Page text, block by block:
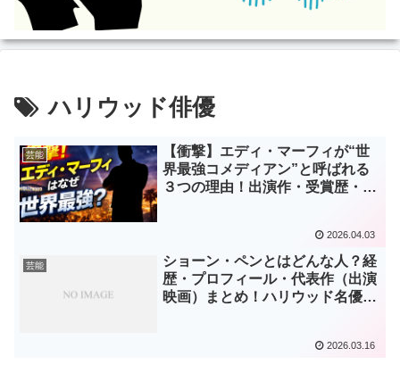
ハリウッド俳優
芸能
【衝撃】エディ・マーフィが“世
界最強コメディアン”と呼ばれる
３つの理由！出演作・受賞歴・私
2026.04.03
芸能
ショーン・ペンとはどんな人？経
歴・プロフィール・代表作（出演
映画）まとめ！ハリウッド名優の
2026.03.16